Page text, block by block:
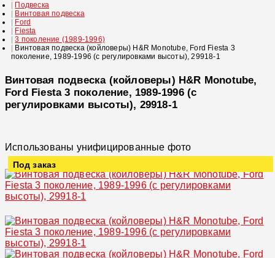
Подвеска
Винтовая подвеска
Ford
Fiesta
3 поколение (1989-1996)
Винтовая подвеска (койловеры) H&R Monotube, Ford Fiesta 3
поколение, 1989-1996 (с регулировками высоты), 29918-1
Винтовая подвеска (койловеры) H&R Monotube,
Ford Fiesta 3 поколение, 1989-1996 (с
регулировками высоты), 29918-1
Использованы унифицированные фото
Под заказ